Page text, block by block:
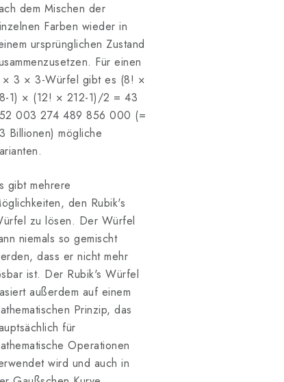
dem Mischen der
Farben wieder in
ursprünglichen Zustand
Für einen
3 × 3-Würfel gibt es (8! ×
1) × (12! × 212-1)/2 = 43
003 274 489 856 000 (=
Billionen) mögliche
gibt mehrere
den Rubik's
zu lösen. Der Würfel
niemals so gemischt
dass er nicht mehr
ist. Der Rubik's Würfel
außerdem auf einem
Prinzip, das
für
Operationen
wird und auch in